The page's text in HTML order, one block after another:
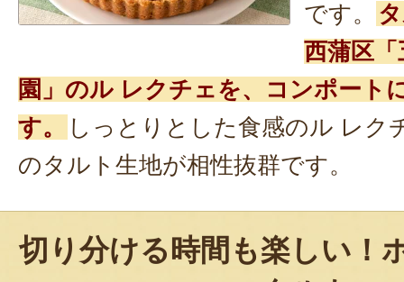
です。
西蒲区
園」のル レクチェを、コンポート
す。
しっとりとした食感のル レク
のタルト生地が相性抜群です。
切り分ける時間も楽しい！